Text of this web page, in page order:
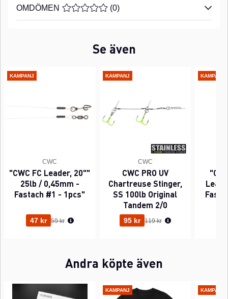
OMDÖMEN MEDELBETYG 0 AV 5 ANTAL BETYG 0
(0)
Se även
KAMPANJ
CWC
"CWC FC Leader, 20""
25lb / 0,45mm -
Fastach #1 - 1pcs"
47 kr Ordinarie pris:
59 kr
KAMPANJ
CWC
CWC PRO UV
Chartreuse Stinger,
SS 100lb Original
Tandem 2/0
95 kr Ordinarie pris:
119 kr
KAMPANJ
Andra köpte även
KAMPANJ KAMPANJ